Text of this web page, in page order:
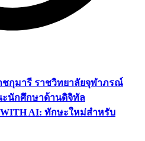
กุมารี ราชวิทยาลัยจุฬาภรณ์
นักศึกษาด้านดิจิทัล
AI: ทักษะใหม่สำหรับ